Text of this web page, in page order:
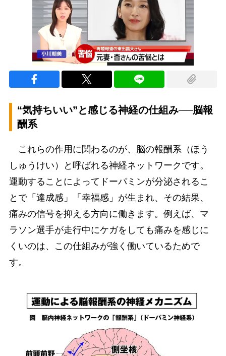
“気持ちいい”と感じる神経の仕組み──脳報
酬系
これらの作用に関わるのが、脳の報酬系（ほう
しゅうけい）と呼ばれる神経ネットワークです。
運動することによってドーパミンが分泌されるこ
とで「達成感」「幸福感」が生まれ、その結果、
痛みの信号を抑える方向に働きます。例えば、マ
ラソン選手が走行中にケガをしても痛みを感じに
くいのは、この仕組みが強く働いているためで
す。